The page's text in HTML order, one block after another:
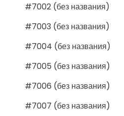
#7002 (без названия)
#7003 (без названия)
#7004 (без названия)
#7005 (без названия)
#7006 (без названия)
#7007 (без названия)